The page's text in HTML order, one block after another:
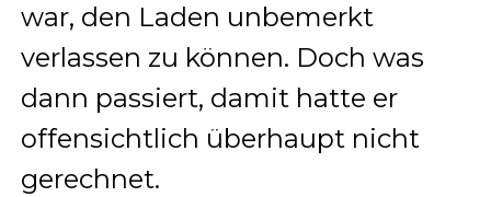
war, den Laden unbemerkt
verlassen zu können. Doch was
dann passiert, damit hatte er
offensichtlich überhaupt nicht
gerechnet.